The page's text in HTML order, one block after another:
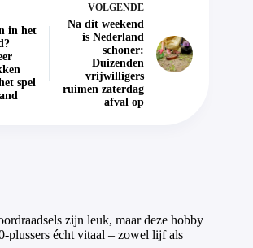
in het
spel
VOLGENDE
Na dit weekend
is Nederland
schoner:
Duizenden
vrijwilligers
ruimen zaterdag
afval op
zijn leuk, maar deze hobby
plussers écht vitaal – zowel lijf als